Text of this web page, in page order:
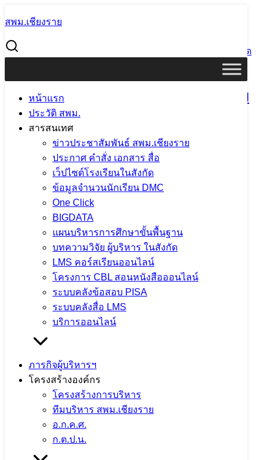
to
content
สพม.เชียงราย
หน้าแรก
ประวัติ สพม.
สารสนเทศ
ข่าวประชาสัมพันธ์ สพม.เชียงราย
ประกาศ คำสั่ง เอกสาร สื่อ
เว็ปไซต์โรงเรียนในสังกัด
ข้อมูลจำนวนนักเรียน DMC
One Click
BIGDATA
แผนบริหารการศึกษาขั้นพื้นฐาน
บทความวิจัย ผู้บริหาร ในสังกัด
LMS คอร์สเรียนออนไลน์
โครงการ CBL สอนหนังสือออนไลน์
ระบบคลังข้อสอบ PISA
ระบบคลังสื่อ LMS
บริการออนไลน์
ภารกิจผู้บริหารฯ
โครงสร้างองค์กร
โครงสร้างการบริหาร
ทีมบริหาร สพม.เชียงราย
อ.ก.ค.ศ.
ก.ต.ป.น.
for:
สพม.เชียงราย ออกตรวจเยี่ยมการเตรียมความพร้อม ก่อนเปิด
ภาคเรียนที่ 1 ปีการศึกษา 2566 โรงเรียนสันติคีรีวิทยาคม
สพม.เชียงราย ออกตรวจเยี่ยมการเตรียม
ความพร้อม ก่อนเปิดภาคเรียนที่ 1 ปีการ
ศึกษา 2566 โรงเรียนสันติคีรีวิทยาคม
11 พฤษภาคม 202318 พฤษภาคม 2023
สพม.เชียงราย
ภารกิจผู้บริหารเขตพื้นที่